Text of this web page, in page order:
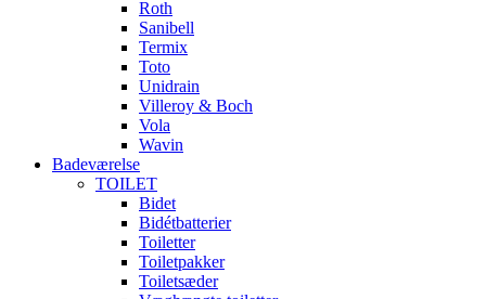
Roth
Sanibell
Termix
Toto
Unidrain
Villeroy & Boch
Vola
Wavin
Badeværelse
TOILET
Bidet
Bidétbatterier
Toiletter
Toiletpakker
Toiletsæder